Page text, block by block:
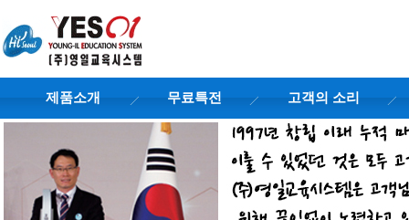
제품소개 무료특전 고객의 소리